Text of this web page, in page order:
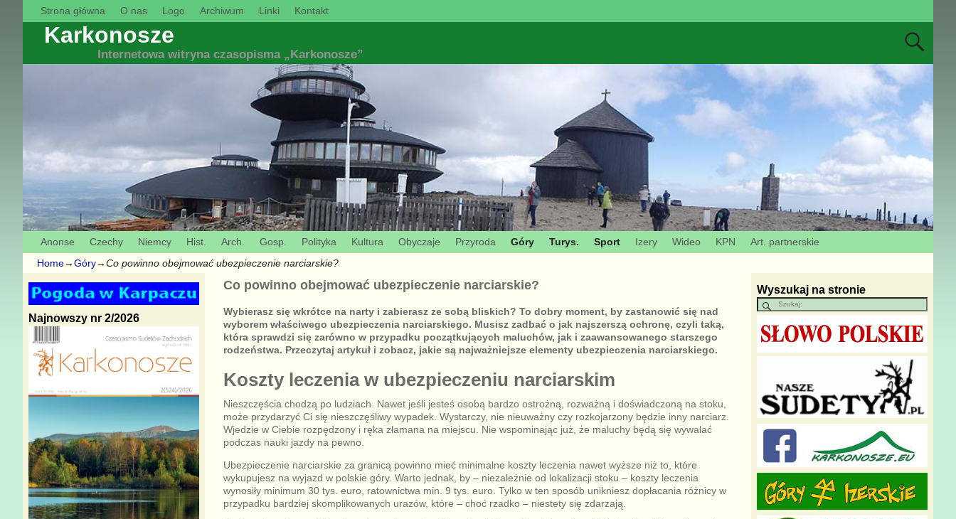
Strona główna O nas Logo Archiwum Linki Kontakt
Karkonosze
Internetowa witryna czasopisma „Karkonosze”
Anonse Czechy Niemcy Hist. Arch. Gosp. Polityka Kultura Obyczaje Przyroda Góry Turys. Sport Izery Wideo KPN
Art. partnerskie
Home→Góry→Co powinno obejmować ubezpieczenie narciarskie?
Co powinno obejmować ubezpieczenie narciarskie?
Wybierasz się wkrótce na narty i zabierasz ze sobą bliskich? To dobry moment, by zastanowić się nad
wyborem właściwego ubezpieczenia narciarskiego. Musisz zadbać o jak najszerszą ochronę, czyli taką,
która sprawdzi się zarówno w przypadku początkujących maluchów, jak i zaawansowanego starszego
rodzeństwa. Przeczytaj artykuł i zobacz, jakie są najważniejsze elementy ubezpieczenia narciarskiego.
Koszty leczenia w ubezpieczeniu narciarskim
Nieszczęścia chodzą po ludziach. Nawet jeśli jesteś osobą bardzo ostrożną, rozważną i doświadczoną na stoku,
może przydarzyć Ci się nieszczęśliwy wypadek. Wystarczy, nie nieuważny czy rozkojarzony będzie inny narciarz.
Wjedzie w Ciebie rozpędzony i ręka złamana na miejscu. Nie wspominając już, że maluchy będą się wywalać
podczas nauki jazdy na pewno.
Ubezpieczenie narciarskie za granicą powinno mieć minimalne koszty leczenia nawet wyższe niż to, które
wykupujesz na wyjazd w polskie góry. Warto jednak, by – niezależnie od lokalizacji stoku – koszty leczenia
wynosiły minimum 30 tys. euro, ratownictwa min. 9 tys. euro. Tylko w ten sposób unikniesz dopłacania różnicy w
przypadku bardziej skomplikowanych urazów, które – choć rzadko – niestety się zdarzają.
Najnowszy nr 2/2026
Wyszukaj na stronie